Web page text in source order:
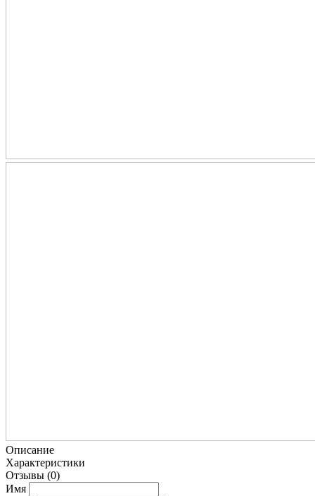
Описание
Характеристики
Отзывы (0)
Имя